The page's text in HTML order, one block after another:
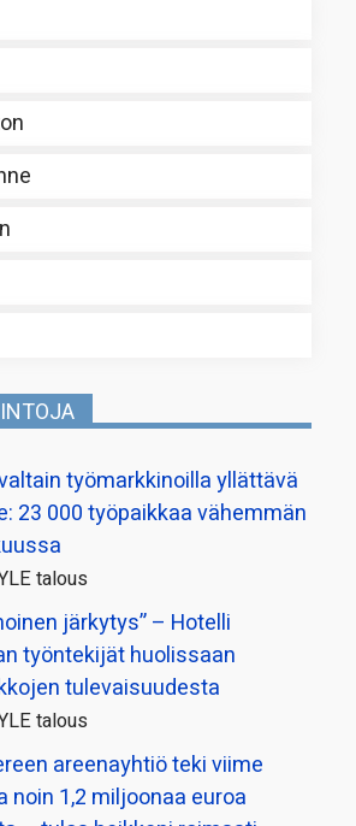
työmarkkinoilla yllättävä
23 000 työpaikkaa vähemmän
talous
järkytys” – Hotelli
työntekijät huolissaan
tulevaisuudesta
talous
areenayhtiö teki viime
noin 1,2 miljoonaa euroa